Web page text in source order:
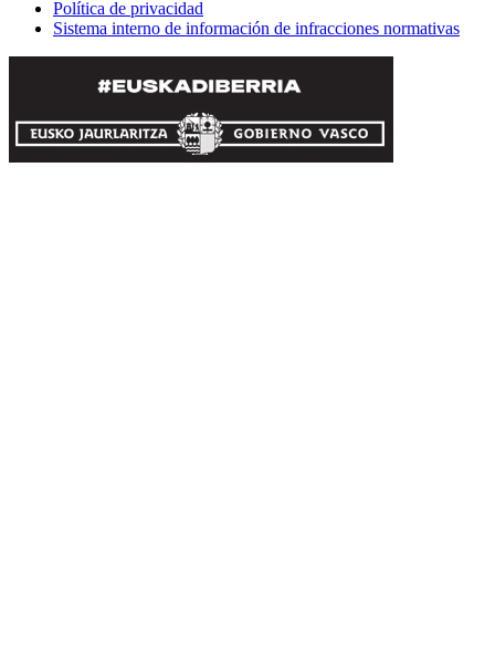
Política de privacidad
Sistema interno de información de infracciones normativas